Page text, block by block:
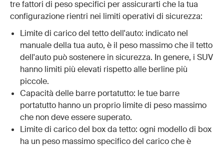
tre fattori di peso specifici per assicurarti che la tua
configurazione rientri nei limiti operativi di sicurezza:
Limite di carico del tetto dell'auto: indicato nel
manuale della tua auto, è il peso massimo che il tetto
dell'auto può sostenere in sicurezza. In genere, i SUV
hanno limiti più elevati rispetto alle berline più
piccole.
Capacità delle barre portatutto: le tue barre
portatutto hanno un proprio limite di peso massimo
che non deve essere superato.
Limite di carico del box da tetto: ogni modello di box
ha un peso massimo specifico del carico che è